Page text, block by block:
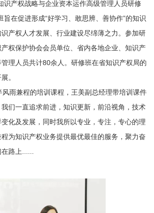
识产权战略与企业资本运作高级管理人员研修
旨在促进形成“好学习、敢思辨、善协作”的知识
产权人才发展、行业建设尽绵薄之力。参加研
权保护协会会员单位、省内各地企业、知识产
理人员共计80余人。研修班在省知识产权局的
。
雨兼程的培训课程，王美副总经理带培训课件
们一直追求前进，知识更新，前沿视角，技术
化及发展，同时我所以专业，专注，专心的理
为知识产权业务提供最优最佳的服务，聚力奋
路上......